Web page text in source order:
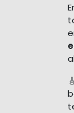
🎸